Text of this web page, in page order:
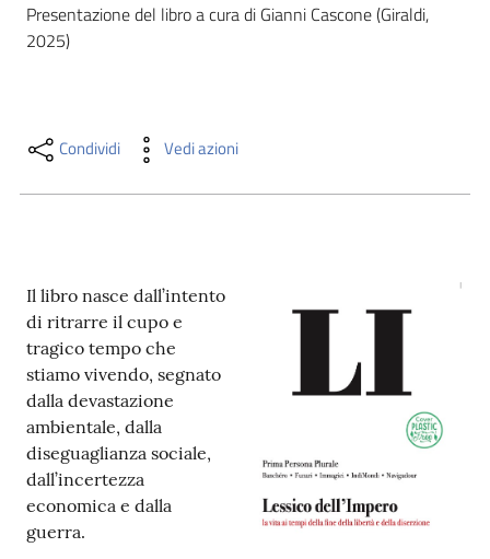
Risorse
Archivio
storico
Decentrate
Patto
per
la
Presentazione del libro a cura di Gianni Cascone (Giraldi,
2025)
Condividi Vedi azioni
Il libro nasce dall’intento
di ritrarre il cupo e
tragico tempo che
stiamo vivendo, segnato
dalla devastazione
ambientale, dalla
diseguaglianza sociale,
dall’incertezza
economica e dalla
guerra.